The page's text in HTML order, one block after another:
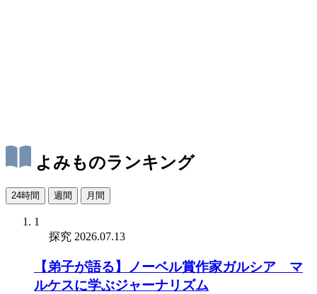
よみものランキング
24時間 週間 月間
1
探究 2026.07.13
【弟子が語る】ノーベル賞作家ガルシア゠マ
ルケスに学ぶジャーナリズム